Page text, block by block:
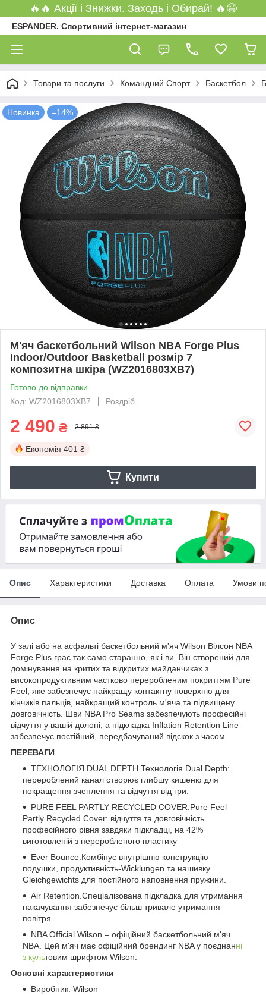
🔥🔥 Акції і Знижки. Заходь і Обирай! 🔥😉
ESPANDER. Спортивний інтернет-магазин
Товари та послуги Командний Спорт Баскетбол
Новинка –14%
М'яч баскетбольний Wilson NBA Forge Plus
Indoor/Outdoor Basketball розмір 7
композитна шкіра (WZ2016803XB7)
Готово до відправки
Код: WZ2016803XB7
Роздріб
2 490 ₴ 2 891 ₴
Економія 401 ₴
Купити
Опис Характеристики Доставка Оплата Умови
Опис
У залі або на асфальті баскетбольний м'яч Wilson Вілсон NBA
Forge Plus грає так само старанно, як і ви. Він створений для
домінування на критих та відкритих майданчиках з
високопродуктивним частково переробленим покриттям Pure
Feel, яке забезпечує найкращу контактну поверхню для
кінчиків пальців, найкращий контроль м'яча та підвищену
довговічність. Шви NBA Pro Seams забезпечують професійні
відчуття у вашій долоні, а підкладка Inflation Retention Line
забезпечує постійний, передбачуваний відскок з часом.
ПЕРЕВАГИ
ТЕХНОЛОГІЯ DUAL DEPTH.Технологія Dual Depth:
перероблений канал створює глибшу кишеню для
покращення зчеплення та відчуття від гри.
PURE FEEL PARTLY RECYCLED COVER.Pure Feel
Partly Recycled Cover: відчуття та довговічність
професійного рівня завдяки підкладці, на 42%
виготовленій з переробленого пластику
Ever Bounce.Комбінує внутрішню конструкцію
подушки, продуктивність-Wicklungen та нашивку
Gleichgewichts для постійного наповнення пружини.
Air Retention.Спеціалізована підкладка для утримання
накачування забезпечує більш тривале утримання
повітря.
NBA Official.Wilson – офіційний баскетбольний м'яч
NBA. Цей м'яч має офіційний брендинг NBA у поєднанні
з культовим шрифтом Wilson.
Основні характеристики
Виробник: Wilson